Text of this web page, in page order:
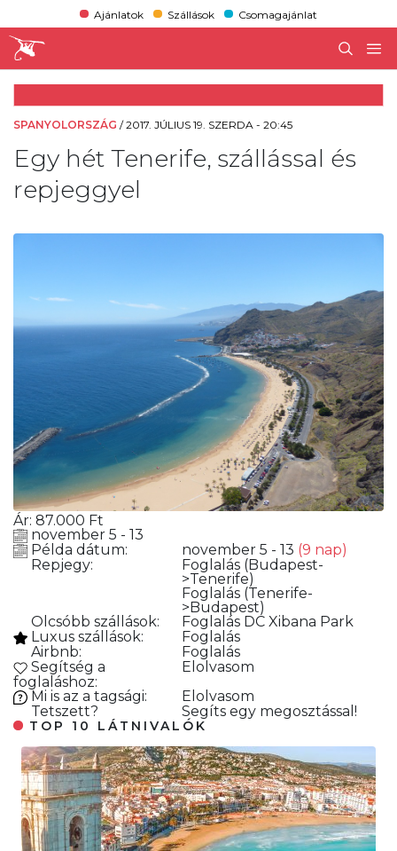
Ajánlatok Szállások Csomagajánlat
SPANYOLORSZÁG /2017. JÚLIUS 19. SZERDA - 20:45
Egy hét Tenerife, szállással és
repjeggyel
Ár: 87.000 Ft
november 5 - 13
Példa dátum:
november 5 - 13 (9 nap)
Repjegy:
Foglalás (Budapest-
>Tenerife)
Foglalás (Tenerife-
>Budapest)
Olcsóbb szállások:
Foglalás DC Xibana Park
Luxus szállások:
Foglalás
Airbnb:
Foglalás
Segítség a
foglaláshoz:
Elolvasom
Mi is az a tagsági:
Elolvasom
Tetszett?
Segíts egy megosztással!
TOP 10 LÁTNIVALÓK